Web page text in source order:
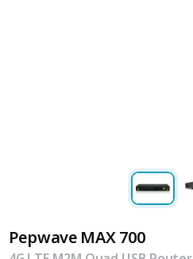
Pepwave MAX 700